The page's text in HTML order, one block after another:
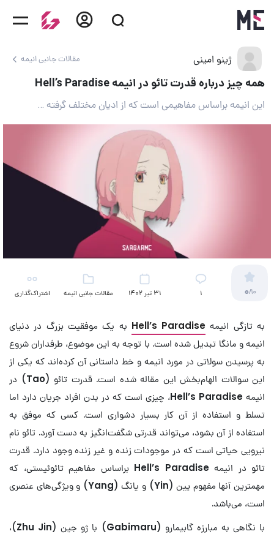
ژینو امینی مقالات جانبی انیمه
همه چیز درباره قدرت تائو در انیمه Hell’s Paradise
این انیمه براساس مفاهیمی است که از ادیان مختلف گرفته شده.
0/10 ۱ 31 تیر 1402 مقالات جانبی انیمه اشتراک‌گذاری
به تازگی انیمه Hell’s Paradise
به یک موفقیت بزرگ در دنیای
انیمه و مانگا تبدیل شده است. با توجه به این موضوع، طرفداران شروع
به پرسیدن سولاتی در مورد انیمه و خط داستانی آن کرده‌اند که یکی از
این سوالات الهام‌بخش این مقاله شده است. قدرت تائو (Tao) در
انیمه Hell’s Paradise، چیزی است که در بدن افراد جریان دارد اما
تسلط و استفاده از آن کار بسیار دشواری است. کسی که موفق به
استفاده از آن بشود، می‌تواند قدرتی شگفت‌انگیز به دست آورد. تائو نام
نیرویی حیاتی است که در موجودات زنده و غیر زنده وجود دارد. قدرت
تائو در انیمه Hell’s Paradise
براساس مفاهیم تائوئیستی، که
مهمترین آنها مفهوم یین (Yin) و یانگ (Yang) و ویژگی‌های عنصری
است، می‌باشد.
با نگاهی به مبارزه گابیمارو (Gabimaru) با ژو جین (Zhu Jin)،